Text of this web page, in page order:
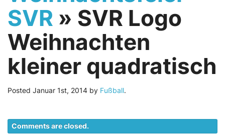
SVR » SVR Logo
Weihnachten
kleiner quadratisch
Posted Januar 1st, 2014 by Fußball.
Comments are closed.